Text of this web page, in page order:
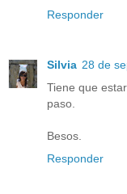
Responder
Silvia 28 de
Tiene que
paso.
Besos.
Responder